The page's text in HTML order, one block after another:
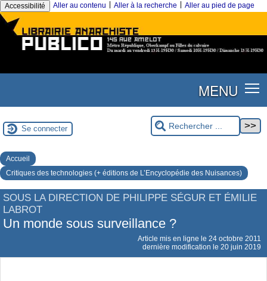
Accessibilité Aller au contenu Aller à la recherche Aller au pied de page
MENU
Se connecter
Accueil
Critiques des technologies (+ éditions de L’Encyclopédie des Nuisances)
SOUS LA DIRECTION DE PHILIPPE SÉGUR ET ÉMILIE
LABROT
Un monde sous surveillance ?
Article mis en ligne le 24 octobre 2011
dernière modification le 20 juin 2019